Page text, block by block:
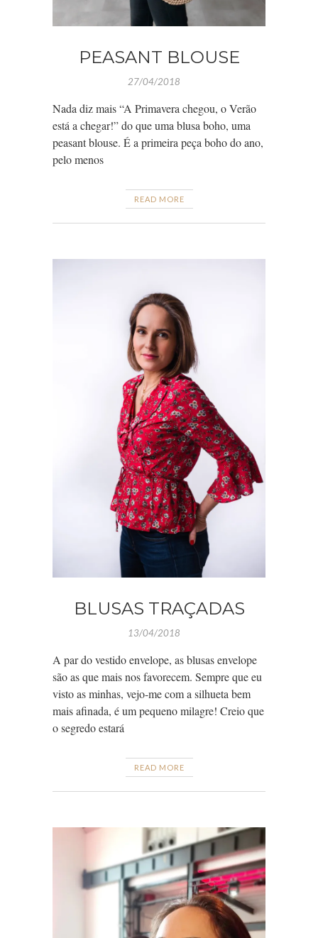
PEASANT BLOUSE
27/04/2018
Nada diz mais “A Primavera chegou, o Verão
está a chegar!” do que uma blusa boho, uma
peasant blouse. É a primeira peça boho do ano,
pelo menos
READ MORE
BLUSAS TRAÇADAS
13/04/2018
A par do vestido envelope, as blusas envelope
são as que mais nos favorecem. Sempre que eu
visto as minhas, vejo-me com a silhueta bem
mais afinada, é um pequeno milagre! Creio que
o segredo estará
READ MORE